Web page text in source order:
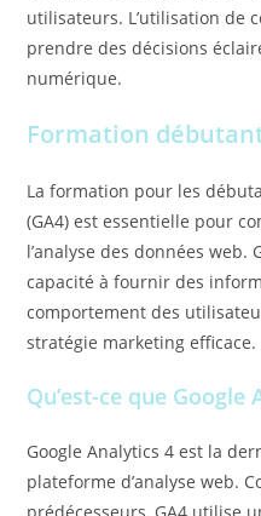
utilisateurs. L’utilisation de
prendre des décisions
numérique.
Formation
La formation pour les
(GA4) est essentielle pour
l’analyse des données web.
capacité à fournir des
comportement des
stratégie marketing efficace.
Qu’est-ce que Google
Google Analytics 4 est la
plateforme d’analyse web.